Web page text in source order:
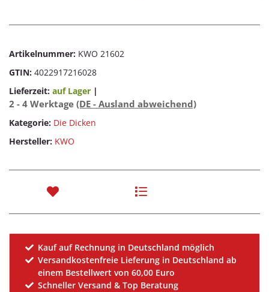
Artikelnummer: KWO 21602
GTIN: 4022917216028
Lieferzeit: auf Lager |
2 - 4 Werktage (DE - Ausland abweichend)
Kategorie: Die Dicken
Hersteller: KWO
Kauf auf Rechnung in Deutschland möglich
Versandkostenfreie Lieferung in Deutschland ab
einem Bestellwert von 60,00 Euro
Schneller Versand & Top Beratung